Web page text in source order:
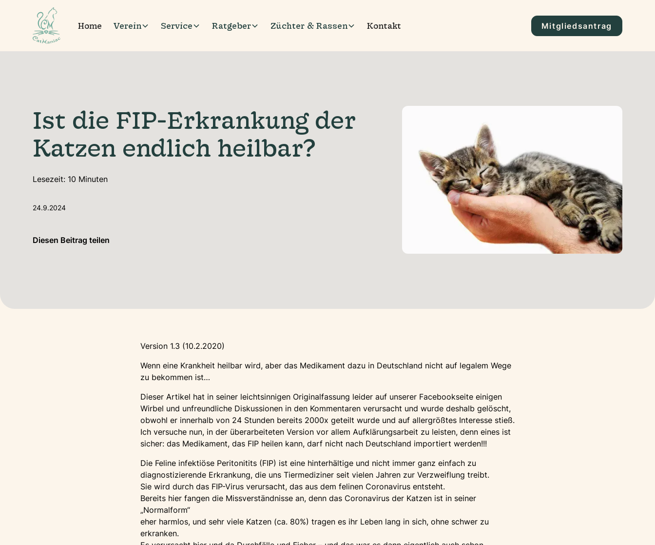
Home Verein Service Ratgeber Züchter & Rassen Kontakt Mitgliedsantrag
Ist die FIP-Erkrankung der
Katzen endlich heilbar?
Lesezeit: 10 Minuten
24.9.2024
Diesen Beitrag teilen
Version 1.3 (10.2.2020)
Wenn eine Krankheit heilbar wird, aber das Medikament dazu in Deutschland nicht auf legalem Wege
zu bekommen ist…
Dieser Artikel hat in seiner leichtsinnigen Originalfassung leider auf unserer Facebookseite einigen
Wirbel und unfreundliche Diskussionen in den Kommentaren verursacht und wurde deshalb gelöscht,
obwohl er innerhalb von 24 Stunden bereits 2000x geteilt wurde und auf allergrößtes Interesse stieß.
Ich versuche nun, in der überarbeiteten Version vor allem Aufklärungsarbeit zu leisten, denn eines ist
sicher: das Medikament, das FIP heilen kann, darf nicht nach Deutschland importiert werden!!!
Die Feline infektiöse Peritonitits (FIP) ist eine hinterhältige und nicht immer ganz einfach zu
diagnostizierende Erkrankung, die uns Tiermediziner seit vielen Jahren zur Verzweiflung treibt.
Sie wird durch das FIP-Virus verursacht, das aus dem felinen Coronavirus entsteht.
Bereits hier fangen die Missverständnisse an, denn das Coronavirus der Katzen ist in seiner
„Normalform“
eher harmlos, und sehr viele Katzen (ca. 80%) tragen es ihr Leben lang in sich, ohne schwer zu
erkranken.